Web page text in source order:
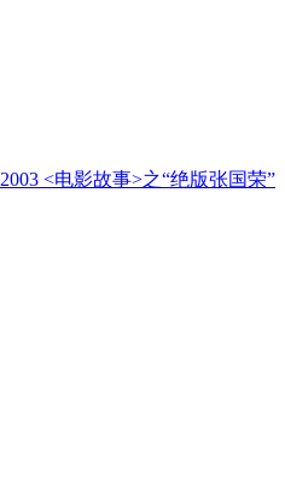
2003 <电影故事>之“绝版张国荣”